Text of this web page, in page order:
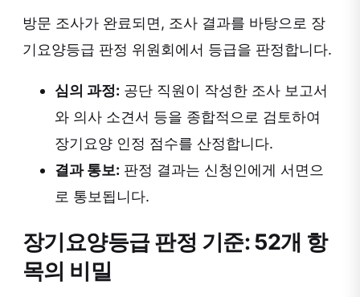
방문 조사가 완료되면, 조사 결과를 바탕으로 장
기요양등급 판정 위원회에서 등급을 판정합니다.
심의 과정: 공단 직원이 작성한 조사 보고서
와 의사 소견서 등을 종합적으로 검토하여
장기요양 인정 점수를 산정합니다.
결과 통보: 판정 결과는 신청인에게 서면으
로 통보됩니다.
장기요양등급 판정 기준: 52개 항
목의 비밀